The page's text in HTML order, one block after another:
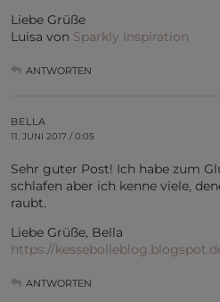
Liebe Grüße
Luisa von Sparkly Inspiration
ANTWORTEN
BELLA
11. JUNI 2017 / 0:05
Sehr guter Post! Ich habe zum
schlafen aber ich kenne viele,
raubt.
Liebe Grüße, Bella
https://
ANTWORTEN